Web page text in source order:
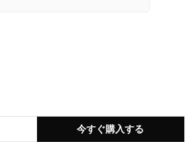
今すぐ購入する